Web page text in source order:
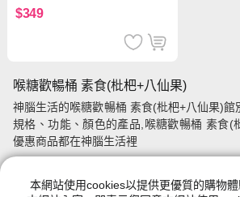
$349
喉糖歡暢桶 素食(枇杷+八仙果)
神腦生活的喉糖歡暢桶 素食(枇杷+八仙果)館
規格、功能、顏色的產品,喉糖歡暢桶 素食(
優惠商品都在神腦生活裡
本網站使用cookies以提供更優質的購物